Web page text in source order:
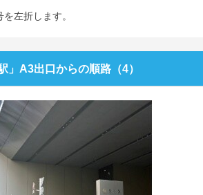
を左折します。
」A3出口からの順路（4）